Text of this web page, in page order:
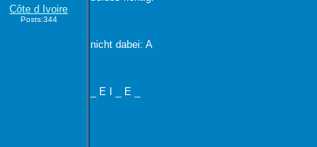
Côte d Ivoire
Posts:344
nicht dabei: A
_ E I _ E _